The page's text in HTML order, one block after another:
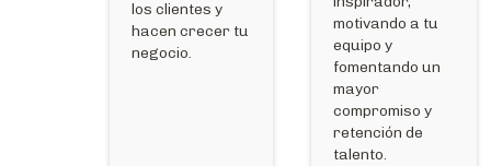
los clientes y
hacen crecer tu
negocio.
motivando a tu
equipo y
fomentando un
mayor
compromiso y
retención de
talento.